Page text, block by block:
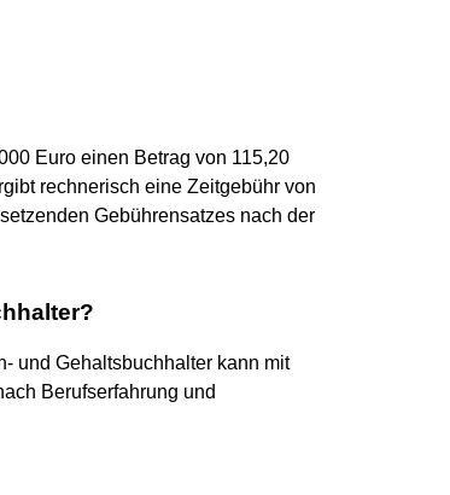
Euro einen Betrag von 115,20
rechnerisch eine Zeitgebühr von
Gebührensatzes nach der
und Gehaltsbuchhalter kann mit
Berufserfahrung und